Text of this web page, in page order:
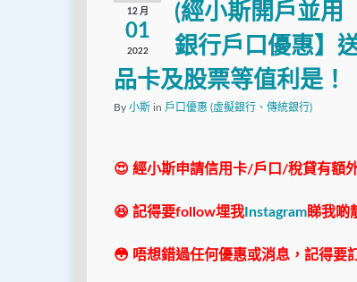
12 月
01
2022
(經小斯開戶並用
銀行戶口優惠】
品卡及股票等值利是！
By 小斯 in 戶口優惠 (虛擬銀行、傳統銀行)
😍 經小斯申請信用卡/戶口/稅貸有額
😆 記得要follow埋我 Instagram睇我啲
😳 唔想錯過任何優惠或消息，記得要